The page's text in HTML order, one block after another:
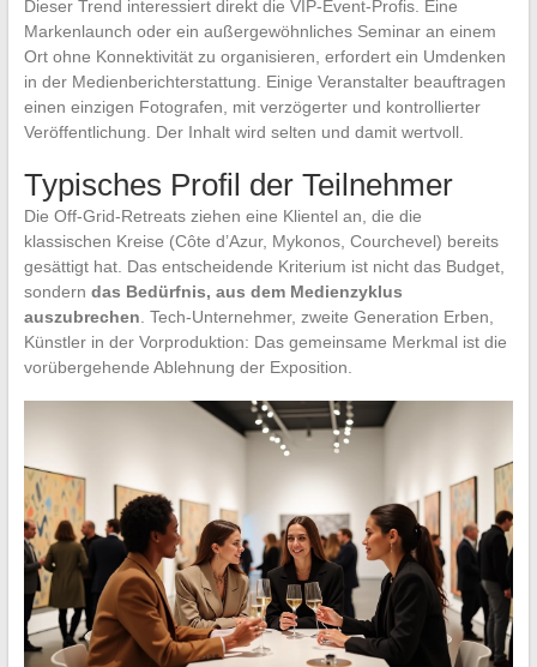
Dieser Trend interessiert direkt die VIP-Event-Profis. Eine
Markenlaunch oder ein außergewöhnliches Seminar an einem
Ort ohne Konnektivität zu organisieren, erfordert ein Umdenken
in der Medienberichterstattung. Einige Veranstalter beauftragen
einen einzigen Fotografen, mit verzögerter und kontrollierter
Veröffentlichung. Der Inhalt wird selten und damit wertvoll.
Typisches Profil der Teilnehmer
Die Off-Grid-Retreats ziehen eine Klientel an, die die
klassischen Kreise (Côte d’Azur, Mykonos, Courchevel) bereits
gesättigt hat. Das entscheidende Kriterium ist nicht das Budget,
sondern das Bedürfnis, aus dem Medienzyklus
auszubrechen . Tech-Unternehmer, zweite Generation Erben,
Künstler in der Vorproduktion: Das gemeinsame Merkmal ist die
vorübergehende Ablehnung der Exposition.